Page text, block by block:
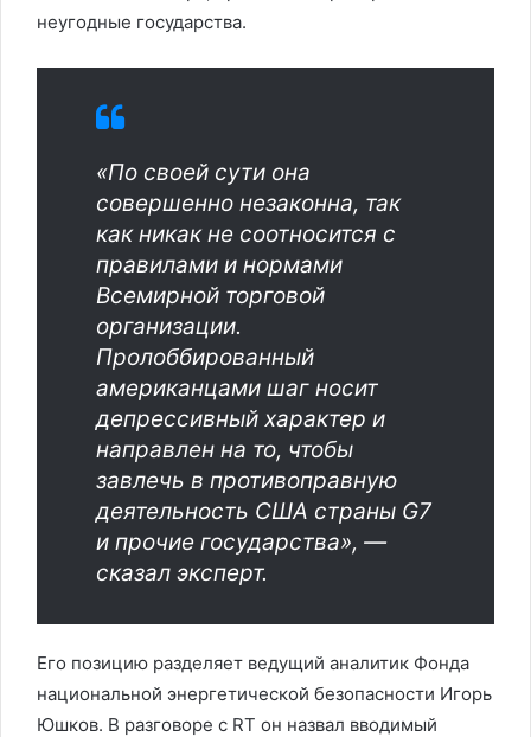
неугодные государства.
«По своей сути она
совершенно незаконна, так
как никак не соотносится с
правилами и нормами
Всемирной торговой
организации.
Пролоббированный
американцами шаг носит
депрессивный характер и
направлен на то, чтобы
завлечь в противоправную
деятельность США страны G7
и прочие государства», —
сказал эксперт.
Его позицию разделяет ведущий аналитик Фонда
национальной энергетической безопасности Игорь
Юшков. В разговоре с RT он назвал вводимый